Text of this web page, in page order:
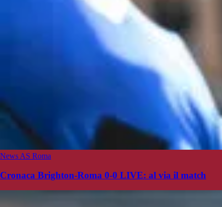
News AS Roma
Cronaca Brighton-Roma 0-0 LIVE: al via il match